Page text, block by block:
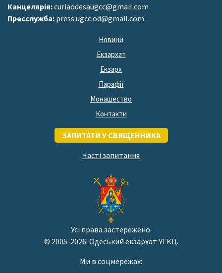
Канцелярія:curiaodesaugcc@gmail.com
Пресслужба: press.ugcc.od@gmail.com
Новини
Екзархат
Екзарх
Парафії
Монашество
Контакти
ЗАПИТАТИ У СВЯЩЕННИКА
Часті запитання
Усі права застережено.
© 2005-2026. Одеський екзархат УГКЦ.
Ми в соцмережах: